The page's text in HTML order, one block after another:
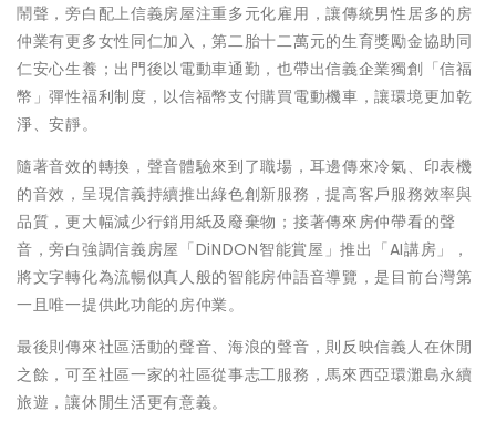
鬧聲，旁白配上信義房屋注重多元化雇用，讓傳統男性居多的房
仲業有更多女性同仁加入，第二胎十二萬元的生育獎勵金協助同
仁安心生養；出門後以電動車通勤，也帶出信義企業獨創「信福
幣」彈性福利制度，以信福幣支付購買電動機車，讓環境更加乾
淨、安靜。
隨著音效的轉換，聲音體驗來到了職場，耳邊傳來冷氣、印表機
的音效，呈現信義持續推出綠色創新服務，提高客戶服務效率與
品質，更大幅減少行銷用紙及廢棄物；接著傳來房仲帶看的聲
音，旁白強調信義房屋「DiNDON智能賞屋」推出「AI講房」，
將文字轉化為流暢似真人般的智能房仲語音導覽，是目前台灣第
一且唯一提供此功能的房仲業。
最後則傳來社區活動的聲音、海浪的聲音，則反映信義人在休閒
之餘，可至社區一家的社區從事志工服務，馬來西亞環灘島永續
旅遊，讓休閒生活更有意義。